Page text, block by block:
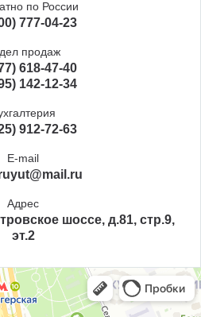
по России
777-04-23
продаж
618-47-40
142-12-34
912-72-63
E-mail
Адрес
шоссе, д.81, стр.9,
эт.2